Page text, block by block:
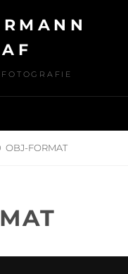
OBJ-FORMAT